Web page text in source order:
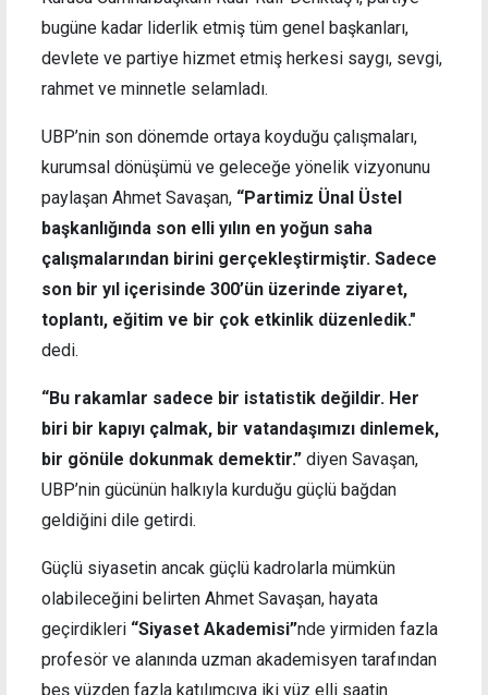
bugüne kadar liderlik etmiş tüm genel başkanları,
devlete ve partiye hizmet etmiş herkesi saygı, sevgi,
rahmet ve minnetle selamladı.
UBP’nin son dönemde ortaya koyduğu çalışmaları,
kurumsal dönüşümü ve geleceğe yönelik vizyonunu
paylaşan Ahmet Savaşan, “Partimiz Ünal Üstel
başkanlığında son elli yılın en yoğun saha
çalışmalarından birini gerçekleştirmiştir. Sadece
son bir yıl içerisinde 300’ün üzerinde ziyaret,
toplantı, eğitim ve bir çok etkinlik düzenledik."
dedi.
“Bu rakamlar sadece bir istatistik değildir. Her
biri bir kapıyı çalmak, bir vatandaşımızı dinlemek,
bir gönüle dokunmak demektir.” diyen Savaşan,
UBP’nin gücünün halkıyla kurduğu güçlü bağdan
geldiğini dile getirdi.
Güçlü siyasetin ancak güçlü kadrolarla mümkün
olabileceğini belirten Ahmet Savaşan, hayata
geçirdikleri “Siyaset Akademisi”nde yirmiden fazla
profesör ve alanında uzman akademisyen tarafından
beş yüzden fazla katılımcıya iki yüz elli saatin